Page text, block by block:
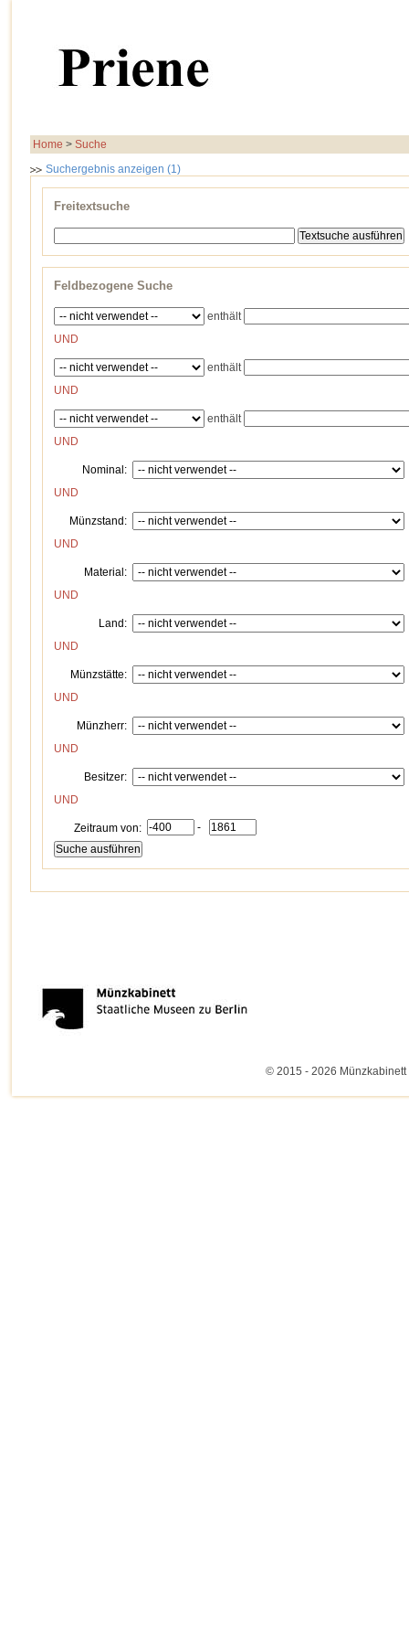
Home > Suche
Suchergebnis anzeigen (1)
Freitextsuche
Feldbezogene Suche
enthält
UND
enthält
UND
enthält
UND
Nominal:
UND
Münzstand:
UND
Material:
UND
Land:
UND
Münzstätte:
UND
Münzherr:
UND
Besitzer:
UND
Zeitraum von: -
© 2015 - 2026